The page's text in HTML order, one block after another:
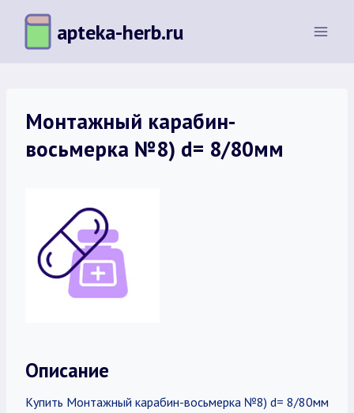
Перейти
содержимому
apteka-herb.ru
Монтажный карабин-
восьмерка №8) d= 8/80мм
Описание
Купить Монтажный карабин-восьмерка №8) d= 8/80мм